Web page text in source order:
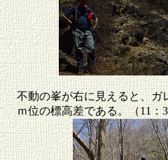
不動の峯が右に見えると、ガ
ｍ位の標高差である。（11：